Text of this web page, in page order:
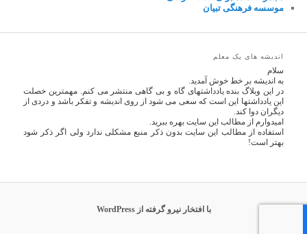
موسسه فرهنگی تبیان
اندیشه های یک معلم
سلام
به اندیشه بر خط خوش آمدید.
در این وبلاگ بنده یادداشتهای گاه و بی گاهی منتشر می کنم. مهمترین خصلت
این یادداشتها این است که سعی می شود از روی اندیشه و تفکر باشد و دردی از
دیگران دوا کند.
امیدوارم از مطالب این سایت بهره ببرید.
استفاده از مطالب این سایت بدون ذکر منبع مشکلی ندارد ولی اگر ذکر شود
بهتر است!
با افتخار نیرو گرفته از WordPress